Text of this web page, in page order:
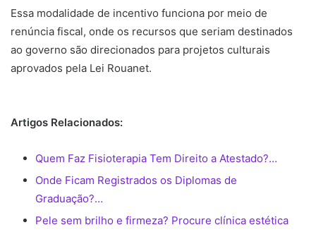
Essa modalidade de incentivo funciona por meio de
renúncia fiscal, onde os recursos que seriam destinados
ao governo são direcionados para projetos culturais
aprovados pela Lei Rouanet.
Artigos Relacionados:
Quem Faz Fisioterapia Tem Direito a Atestado?…
Onde Ficam Registrados os Diplomas de
Graduação?…
Pele sem brilho e firmeza? Procure clínica estética